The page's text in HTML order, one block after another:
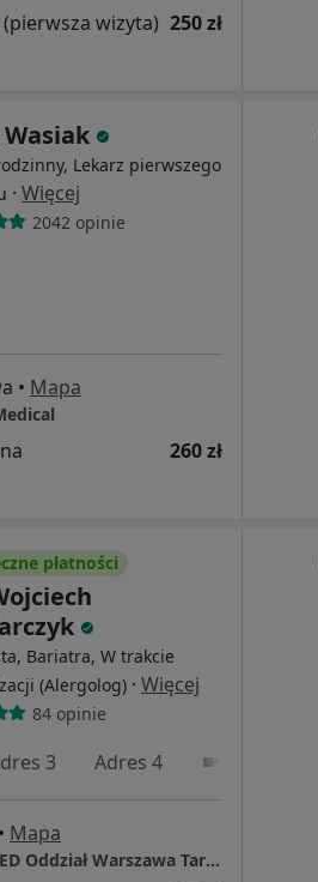
wizyta) 250 zł
Wasiak
Lekarz pierwszego
· Więcej
2042 opinie
• Mapa
260 zł
płatności
Bariatra, W trakcie
(Alergolog) · Więcej
84 opinie
3 Adres 4
• Mapa
Centrum Medyczne POLMED Oddział Warszawa Targowa